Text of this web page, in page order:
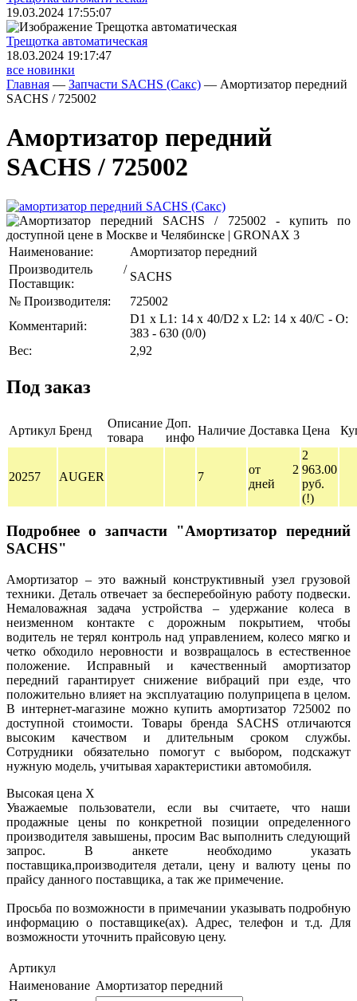
19.03.2024 17:55:07
Трещoтка автоматическая
18.03.2024 19:17:47
все новинки
Главная — Запчасти SACHS (Сакс) — Амортизатор передний
SACHS / 725002
Амортизатор передний
SACHS / 725002
Наименование:
Амортизатор передний
Производитель /
Поставщик:
SACHS
№ Производителя:
725002
Комментарий:
D1 x L1: 14 x 40/D2 x L2: 14 x 40/C - O:
383 - 630 (0/0)
Вес:
2,92
Под заказ
Артикул Бренд
Описание
товара
Доп.
инфо
Наличие Доставка Цена
20257 AUGER 7
от 2
дней
2
963.00
руб.
(!)
Подробнее о запчасти "Амортизатор передний
SACHS"
Амортизатор – это важный конструктивный узел грузовой
техники. Деталь отвечает за бесперебойную работу подвески.
Немаловажная задача устройства – удержание колеса в
неизменном контакте с дорожным покрытием, чтобы
водитель не терял контроль над управлением, колесо мягко и
четко обходило неровности и возвращалось в естественное
положение. Исправный и качественный амортизатор
передний гарантирует снижение вибраций при езде, что
положительно влияет на эксплуатацию полуприцепа в целом.
В интернет-магазине можно купить амортизатор 725002 по
доступной стоимости. Товары бренда SACHS отличаются
высоким качеством и длительным сроком службы.
Сотрудники обязательно помогут с выбором, подскажут
нужную модель, учитывая характеристики автомобиля.
Высокая цена X
Уважаемые пользователи, если вы считаете, что наши
продажные цены по конкретной позиции определенного
производителя завышены, просим Вас выполнить следующий
запрос. В анкете необходимо указать
поставщика,производителя детали, цену и валюту цены по
прайсу данного поставщика, а так же примечение.
Просьба по возможности в примечании указывать подробную
информацию о поставщике(ах). Адрес, телефон и т.д. Для
возможности уточнить прайсовую цену.
Артикул
Наименование Амортизатор передний